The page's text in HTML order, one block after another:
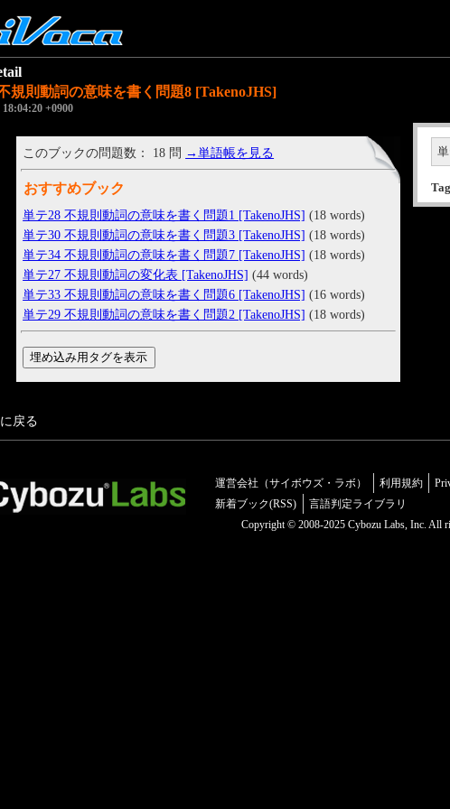
規則動詞の意味を書く問題8 [TakenoJHS]
18:04:20 +0900
Tag
このブックの問題数： 18 問 →単語帳を見る
おすすめブック
単テ28 不規則動詞の意味を書く問題1 [TakenoJHS] (18 words)
単テ30 不規則動詞の意味を書く問題3 [TakenoJHS] (18 words)
単テ34 不規則動詞の意味を書く問題7 [TakenoJHS] (18 words)
単テ27 不規則動詞の変化表 [TakenoJHS] (44 words)
単テ33 不規則動詞の意味を書く問題6 [TakenoJHS] (16 words)
単テ29 不規則動詞の意味を書く問題2 [TakenoJHS] (18 words)
戻る
運営会社（サイボウズ・ラボ） 利用規約
新着ブック(RSS)
言語判定ライブラリ
Copyright © 2008-2025 Cybozu Labs, Inc. All